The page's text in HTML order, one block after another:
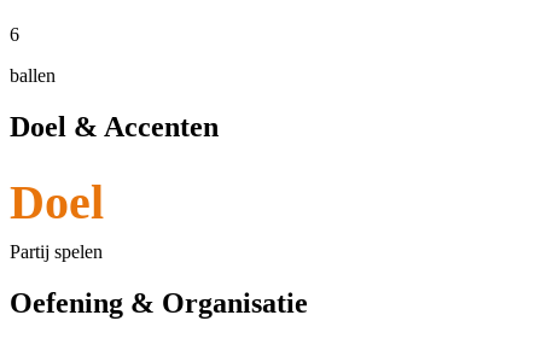
6
ballen
Doel & Accenten
Doel
Partij spelen
Oefening & Organisatie